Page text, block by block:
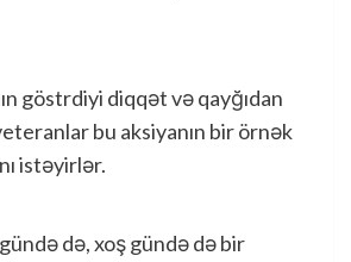
göstrdiyi diqqət və qayğıdan
bu aksiyanın bir örnək
istəyirlər.
də, xoş gündə də bir